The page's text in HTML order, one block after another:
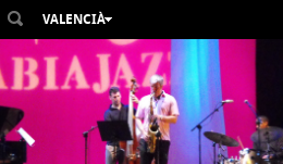
VALENCIÀ
ESPAÑOL
ENGLISH
DEUTSCH